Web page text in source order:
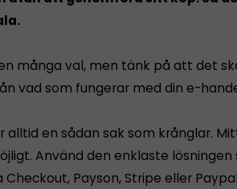
många val, men tänk på att det
vad som fungerar med din e-
alltid en sådan sak som krånglar.
Använd den enklaste
Payson, Stripe eller